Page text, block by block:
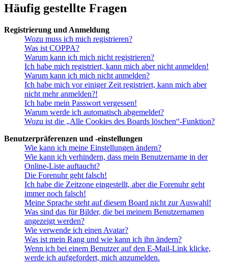
Häufig gestellte Fragen
Registrierung und Anmeldung
Wozu muss ich mich registrieren?
Was ist COPPA?
Warum kann ich mich nicht registrieren?
Ich habe mich registriert, kann mich aber nicht anmelden!
Warum kann ich mich nicht anmelden?
Ich habe mich vor einiger Zeit registriert, kann mich aber
nicht mehr anmelden?!
Ich habe mein Passwort vergessen!
Warum werde ich automatisch abgemeldet?
Wozu ist die „Alle Cookies des Boards löschen“-Funktion?
Benutzerpräferenzen und -einstellungen
Wie kann ich meine Einstellungen ändern?
Wie kann ich verhindern, dass mein Benutzername in der
Online-Liste auftaucht?
Die Forenuhr geht falsch!
Ich habe die Zeitzone eingestellt, aber die Forenuhr geht
immer noch falsch!
Meine Sprache steht auf diesem Board nicht zur Auswahl!
Was sind das für Bilder, die bei meinem Benutzernamen
angezeigt werden?
Wie verwende ich einen Avatar?
Was ist mein Rang und wie kann ich ihn ändern?
Wenn ich bei einem Benutzer auf den E-Mail-Link klicke,
werde ich aufgefordert, mich anzumelden.